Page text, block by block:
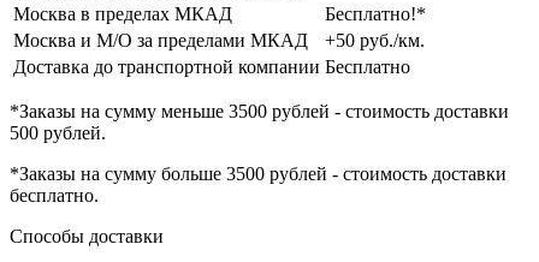
Москва в пределах МКАД
Бесплатно!*
Москва и М/О за пределами МКАД
+50 руб./км.
Доставка до транспортной компании Бесплатно
*Заказы на сумму меньше 3500 рублей - стоимость доставки
500 рублей.
*Заказы на сумму больше 3500 рублей - стоимость доставки
бесплатно.
Способы доставки